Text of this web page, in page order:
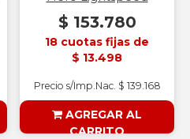
$ 153.780
18 cuotas fijas de
$ 13.498
Precio s/Imp.Nac. $ 139.168
AGREGAR AL
CARRITO